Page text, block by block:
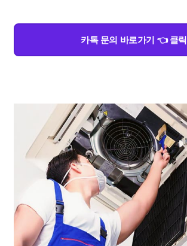
카톡 문의 바로가기 👈 클릭